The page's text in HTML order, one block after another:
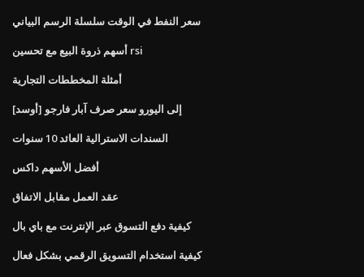
سعر النفط في الوقت سلسلة الرسم البياني
أسهم ذروة البيع مع تحسين rsi
أمثلة المخططات التجارية
[أوسد] إلى اليورو سعر صرف آبار فارجو
السندات الاسترالية العائد 10 سنوات
أفضل الأسهم داكس
عقد العمل مقابل الاتفاق
كيفية دفع التسوق عبر الإنترنت مع باي بال
كيفية استخدام التسويق الرقمي بشكل فعال